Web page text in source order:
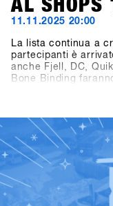
AL SHOPS 1
11.11.2025 20:00
La lista continua a
partecipanti è
anche Fjell, DC,
Bone Binding
presenti al SHOPS 1
partecipanti nella